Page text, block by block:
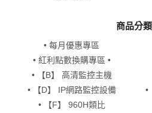
商品分類
• 每月優惠專區
• 紅利點數換購專區 •
• 【B】 高清監控主機
• 【D】 IP網路監控設備
•
• 【F】 960H類比